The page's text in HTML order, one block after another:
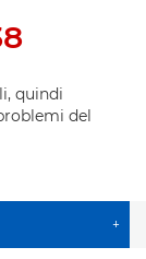
quindi
del
+